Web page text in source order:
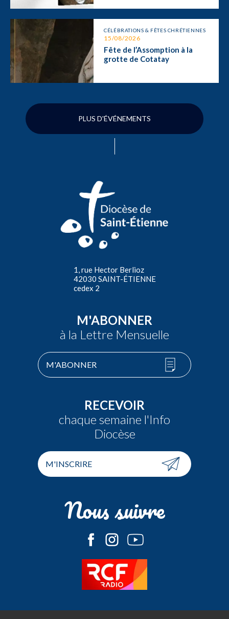
PLUS D'ÉVÉNEMENTS
CÉLÉBRATIONS & FÊTES CHRÉTIENNES
15/08/2026
Fête de l’Assomption à la
grotte de Cotatay
1, rue Hector Berlioz
42030 SAINT-ÉTIENNE
cedex 2
M'ABONNER
à la Lettre Mensuelle
M'ABONNER
RECEVOIR
chaque semaine l'Info
Diocèse
M'INSCRIRE
Nous suivre